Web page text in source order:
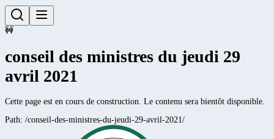
🚧
conseil des ministres du jeudi 29
avril 2021
Cette page est en cours de construction. Le contenu sera bientôt disponible.
Path: /conseil-des-ministres-du-jeudi-29-avril-2021/